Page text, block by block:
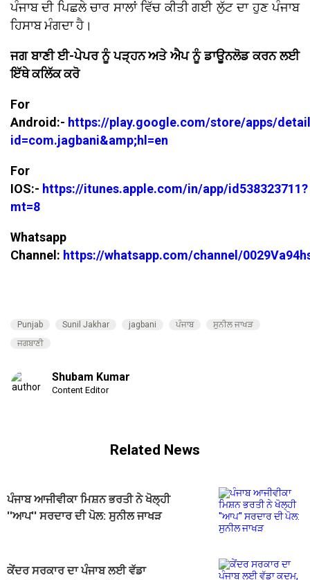
ਪੰਜਾਬ ਦੀ ਪਿਛਲੇ ਚਾਰ ਸਾਲਾਂ ਵਿੱਚ ਕੀਤੀ ਗਈ ਲੁੱਟ ਦਾ ਹੁਣ ਪੰਜਾਬ
ਹਿਸਾਬ ਮੰਗਦਾ ਹੈ।
ਜਗ ਬਾਣੀ ਈ-ਪੇਪਰ ਨੂੰ ਪੜ੍ਹਨ ਅਤੇ ਐਪ ਨੂੰ ਡਾਊਨਲੋਡ ਕਰਨ ਲਈ
ਇੱਥੇ ਕਲਿੱਕ ਕਰੋ
For
Android:- https://play.google.com/store/apps/
id=com.jagbani&amp;hl=en
For
IOS:- https://itunes.apple.com/in/app/id538323711?
mt=8
Whatsapp
Channel: https://whatsapp.com/channel/
Punjab Sunil Jakhar jagbani ਪੰਜਾਬ
ਸੁਨੀਲ ਜਾਖੜ
ਜਗਬਾਣੀ
Shubam Kumar
Content Editor
Related News
ਪੰਜਾਬ ਆਜੀਵੀਕਾ ਮਿਸ਼ਨ ਭਰਤੀ ਨੇ ਖੋਲ੍ਹੀ
''ਆਪ'' ਸਰਦਾਰ ਦੀ ਪੋਲ: ਸੁਨੀਲ ਜਾਖੜ
ਕੇਂਦਰ ਸਰਕਾਰ ਦਾ ਪੰਜਾਬ ਲਈ ਵੱਡਾ